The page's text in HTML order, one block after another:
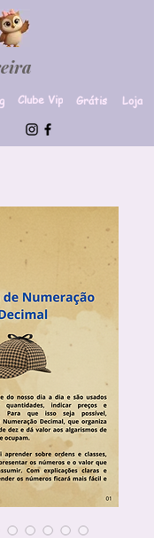
Loja
Clube Vip Grátis